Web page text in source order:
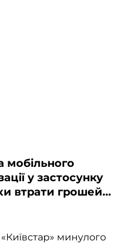
мобільного
у застосунку
втрати грошей
«Київстар» минулого